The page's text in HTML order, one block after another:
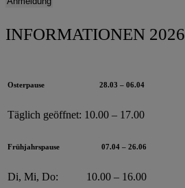
INFORMATIONEN 2026
Osterpause 28.03 – 06.04
Täglich geöffnet: 10.00 – 17.00
Frühjahrspause 07.04 – 26.06
Di, Mi, Do:
10.00 – 16.00